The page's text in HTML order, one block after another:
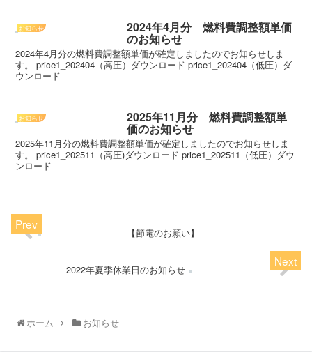
お知らせ 2024年4月分 燃料費調整額単価
のお知らせ
2024年4月分の燃料費調整額単価が確定しましたのでお知らせしま
す。 price1_202404（高圧）ダウンロード price1_202404（低圧）ダ
ウンロード
お知らせ 2025年11月分 燃料費調整額単
価のお知らせ
2025年11月分の燃料費調整額単価が確定しましたのでお知らせしま
す。 price1_202511（高圧)ダウンロード price1_202511（低圧）ダウ
ンロード
【節電のお願い】
2022年夏季休業日のお知らせ
ホーム お知らせ